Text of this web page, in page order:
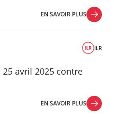
EN SAVOIR PLUS
avril 2025 contre
ILR
EN SAVOIR PLUS